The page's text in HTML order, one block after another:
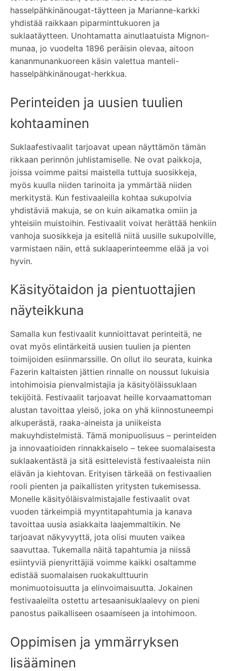
hasselpähkinänougat-täytteen ja Marianne-karkki
yhdistää raikkaan piparminttukuoren ja
suklaatäytteen. Unohtamatta ainutlaatuista Mignon-
munaa, jo vuodelta 1896 peräisin olevaa, aitoon
kananmunankuoreen käsin valettua manteli-
hasselpähkinänougat-herkkua.
Perinteiden ja uusien tuulien
kohtaaminen
Suklaafestivaalit tarjoavat upean näyttämön tämän
rikkaan perinnön juhlistamiselle. Ne ovat paikkoja,
joissa voimme paitsi maistella tuttuja suosikkeja,
myös kuulla niiden tarinoita ja ymmärtää niiden
merkitystä. Kun festivaaleilla kohtaa sukupolvia
yhdistäviä makuja, se on kuin aikamatka omiin ja
yhteisiin muistoihin. Festivaalit voivat herättää henkiin
vanhoja suosikkeja ja esitellä niitä uusille sukupolville,
varmistaen näin, että suklaaperinteemme elää ja voi
hyvin.
Käsityötaidon ja pientuottajien
näyteikkuna
Samalla kun festivaalit kunnioittavat perinteitä, ne
ovat myös elintärkeitä uusien tuulien ja pienten
toimijoiden esiinmarssille. On ollut ilo seurata, kuinka
Fazerin kaltaisten jättien rinnalle on noussut lukuisia
intohimoisia pienvalmistajia ja käsityöläissuklaan
tekijöitä. Festivaalit tarjoavat heille korvaamattoman
alustan tavoittaa yleisö, joka on yhä kiinnostuneempi
alkuperästä, raaka-aineista ja uniikeista
makuyhdistelmistä. Tämä monipuolisuus – perinteiden
ja innovaatioiden rinnakkaiselo – tekee suomalaisesta
suklaakentästä ja sitä esittelevistä festivaaleista niin
elävän ja kiehtovan. Erityisen tärkeää on festivaalien
rooli pienten ja paikallisten yritysten tukemisessa.
Monelle käsityöläisvalmistajalle festivaalit ovat
vuoden tärkeimpiä myyntitapahtumia ja kanava
tavoittaa uusia asiakkaita laajemmaltikin. Ne
tarjoavat näkyvyyttä, jota olisi muuten vaikea
saavuttaa. Tukemalla näitä tapahtumia ja niissä
esiintyviä pienyrittäjiä voimme kaikki osaltamme
edistää suomalaisen ruokakulttuurin
monimuotoisuutta ja elinvoimaisuutta. Jokainen
festivaaleilta ostettu artesaanisuklaalevy on pieni
panostus paikalliseen osaamiseen ja intohimoon.
Oppimisen ja ymmärryksen
lisääminen